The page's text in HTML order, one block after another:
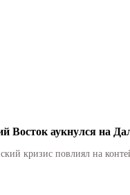
Восток аукнулся на
кризис повлиял на